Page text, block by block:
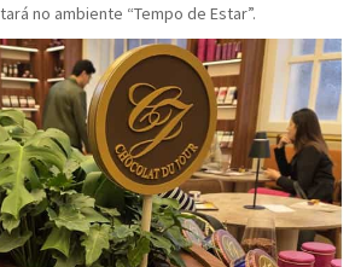
no ambiente “Tempo de Estar”.